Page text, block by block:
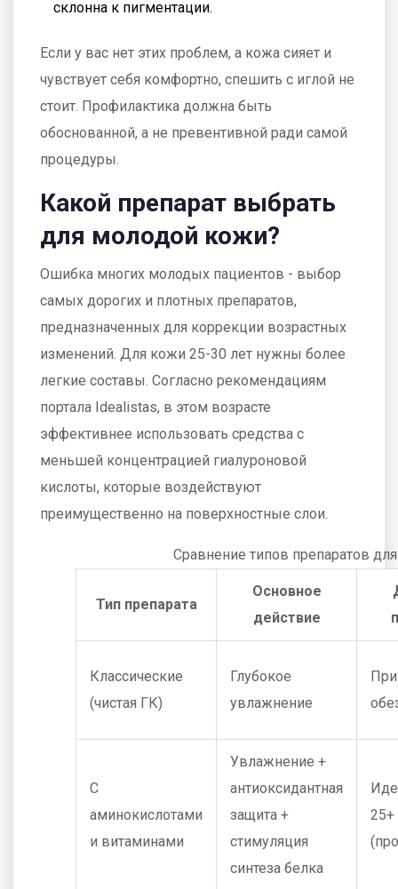
склонна к пигментации.
Если у вас нет этих проблем, а кожа сияет и
чувствует себя комфортно, спешить с иглой не
стоит. Профилактика должна быть
обоснованной, а не превентивной ради самой
процедуры.
Какой препарат выбрать
для молодой кожи?
Ошибка многих молодых пациентов - выбор
самых дорогих и плотных препаратов,
предназначенных для коррекции возрастных
изменений. Для кожи 25-30 лет нужны более
легкие составы. Согласно рекомендациям
портала Idealistas, в этом возрасте
эффективнее использовать средства с
меньшей концентрацией гиалуроновой
кислоты, которые воздействуют
преимущественно на поверхностные слои.
Сравнение типов препаратов
Тип препарата
Основное
действие
Классические
(чистая ГК)
Глубокое
увлажнение
С
аминокислотами
и витаминами
Увлажнение +
антиоксидантная
защита +
стимуляция
синтеза белка
25+